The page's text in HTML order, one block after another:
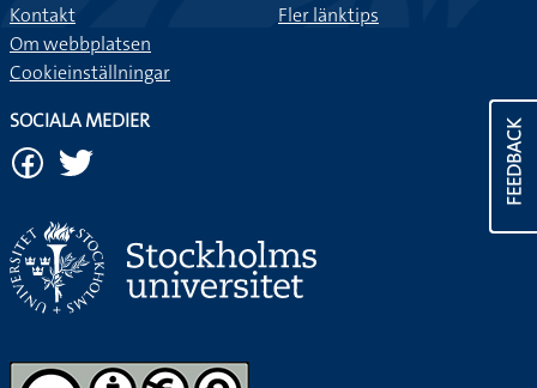
FEEDBACK
Kontakt
Om webbplatsen
Cookieinställningar
Fler länktips
SOCIALA MEDIER